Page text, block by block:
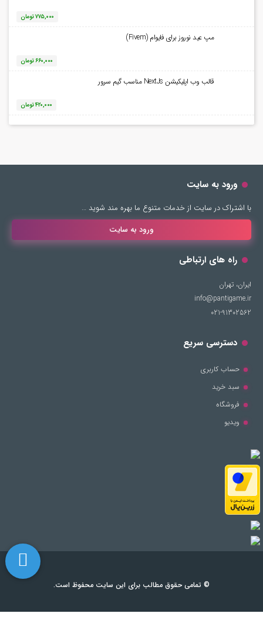
۷۷۵,۰۰۰تومان
مپ عید نوروز برای فایوام (Fivem)
۶۶۰,۰۰۰تومان
قالب وب اپلیکیشن NextJs مناسب گیم سرور
۴۲۰,۰۰۰تومان
ورود به سایت
با اشتراک در سایت از خدمات متنوع ما بهره مند شوید …
ورود به سایت
راه های ارتباطی
ایران، تهران
info@pantigame.ir
021-91302562
دسترسی سریع
حساب کاربری
سبد خرید
فروشگاه
ویدیو
© تمامی حقوق مطالب برای این سایت محفوظ است.